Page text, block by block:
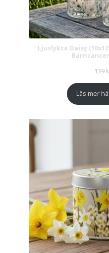
Ljuslykta Daisy
139
Läs mer